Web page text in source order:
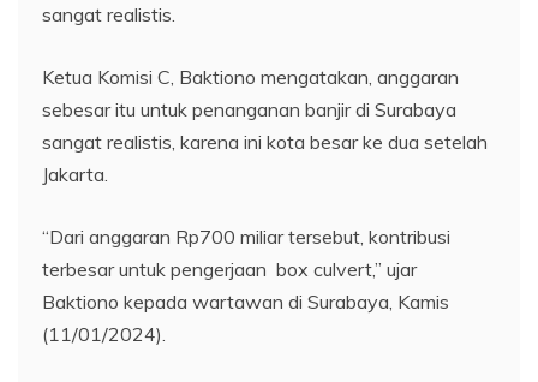
sangat realistis.
Ketua Komisi C, Baktiono mengatakan, anggaran
sebesar itu untuk penanganan banjir di Surabaya
sangat realistis, karena ini kota besar ke dua setelah
Jakarta.
“Dari anggaran Rp700 miliar tersebut, kontribusi
terbesar untuk pengerjaan box culvert,” ujar
Baktiono kepada wartawan di Surabaya, Kamis
(11/01/2024).